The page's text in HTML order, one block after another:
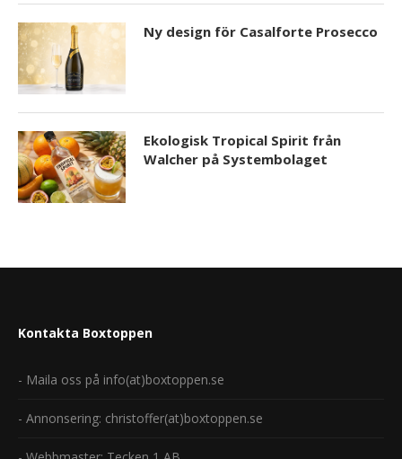
Ny design för Casalforte Prosecco
Ekologisk Tropical Spirit från
Walcher på Systembolaget
Kontakta Boxtoppen
- Maila oss på info(at)boxtoppen.se
- Annonsering: christoffer(at)boxtoppen.se